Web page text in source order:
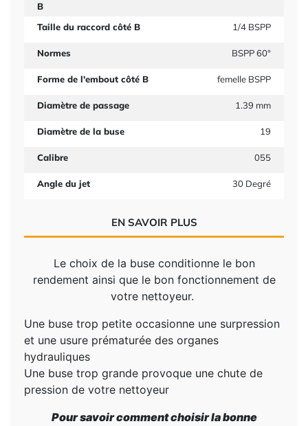
B
Taille du raccord côté B 1/4 BSPP
Normes BSPP 60°
Forme de l'embout côté B femelle BSPP
Diamètre de passage 1.39 mm
Diamètre de la buse 19
Calibre 055
Angle du jet 30 Degré
EN SAVOIR PLUS
Le choix de la buse conditionne le bon
rendement ainsi que le bon fonctionnement de
votre nettoyeur.
Une buse trop petite occasionne une surpression
et une usure prématurée des organes
hydrauliques
Une buse trop grande provoque une chute de
pression de votre nettoyeur
Pour savoir comment choisir la bonne